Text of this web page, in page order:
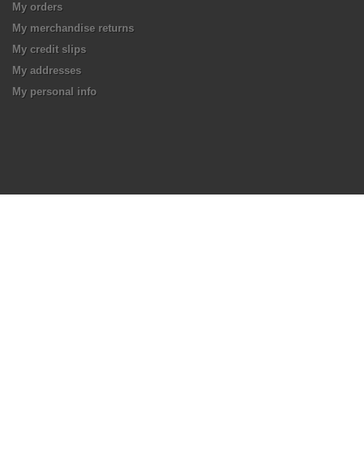
My orders
My merchandise returns
My credit slips
My addresses
My personal info